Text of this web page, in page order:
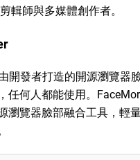
輯師與多媒體創作者。
開發者打造的開源瀏覽器
任何人都能使用。
瀏覽器臉部融合工具，輕